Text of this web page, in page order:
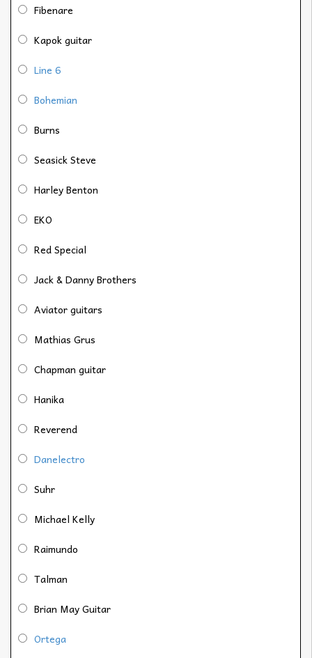
Fibenare
Kapok guitar
Line 6
Bohemian
Burns
Seasick Steve
Harley Benton
EKO
Red Special
Jack & Danny Brothers
Aviator guitars
Mathias Grus
Chapman guitar
Hanika
Reverend
Danelectro
Suhr
Michael Kelly
Raimundo
Talman
Brian May Guitar
Ortega